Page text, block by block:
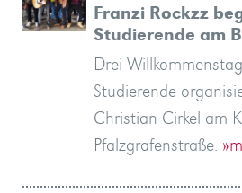
Franzi Rockzz
Studierende am
Drei
Studierende
Christian Cirkel am
Pfalzgrafenstraße.